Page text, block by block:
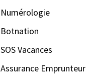
Numérologie
Botnation
SOS Vacances
Assurance Emprunteur